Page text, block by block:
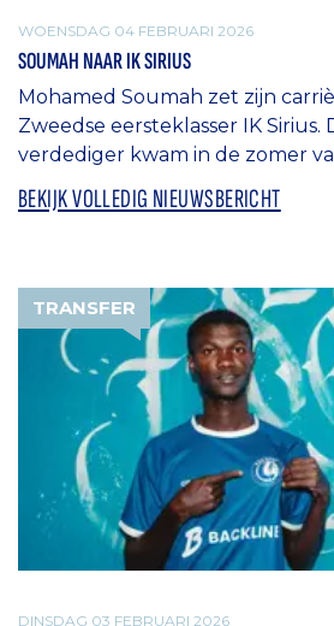
WOENSDAG 04 FEBRUARI 2026
SOUMAH NAAR IK SIRIUS
Mohamed Soumah zet zijn
Zweedse eersteklasser IK Sirius.
verdediger kwam in de zomer
BEKIJK VOLLEDIG NIEUWSBERICHT
TRANSFER
DINSDAG 03 FEBRUARI 2026